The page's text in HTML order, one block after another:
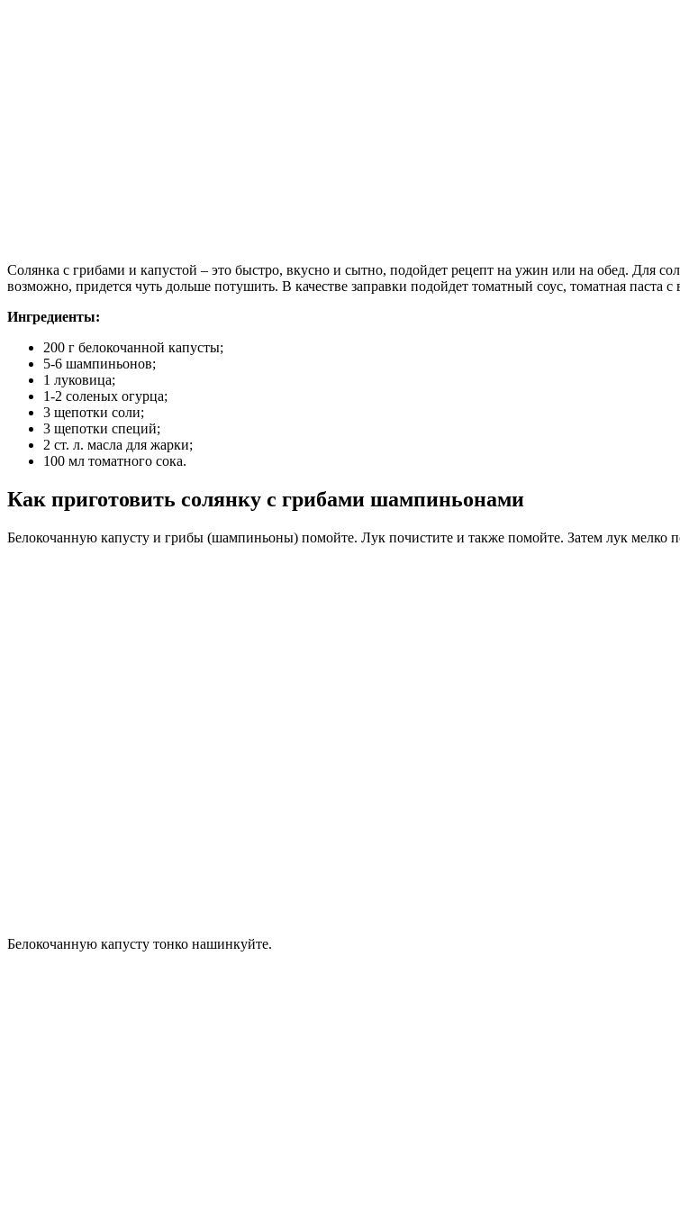
Солянка с грибами и капустой – это быстро, вкусно и сытно, подойдет рецепт на ужин или на обед. Для
возможно, придется чуть дольше потушить. В качестве заправки подойдет томатный соус, томатная паста
Ингредиенты:
200 г белокочанной капусты;
5-6 шампиньонов;
1 луковица;
1-2 соленых огурца;
3 щепотки соли;
3 щепотки специй;
2 ст. л. масла для жарки;
100 мл томатного сока.
Как приготовить солянку с грибами шампиньонами
Белокочанную капусту и грибы (шампиньоны) помойте. Лук почистите и также помойте. Затем лук мелко
Белокочанную капусту тонко нашинкуйте.